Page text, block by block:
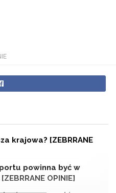
krajowa? [ZEBRRANE
powinna być w
OPINIE]